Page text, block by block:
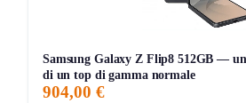
Samsung Galaxy Z Flip8 512GB —
di un top di gamma normale
904,00 €